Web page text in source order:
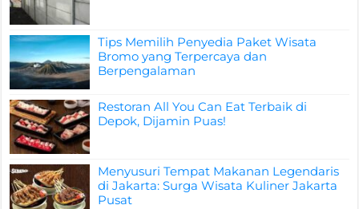
Tips Memilih Penyedia Paket Wisata
Bromo yang Terpercaya dan
Berpengalaman
Restoran All You Can Eat Terbaik di
Depok, Dijamin Puas!
Menyusuri Tempat Makanan Legendaris
di Jakarta: Surga Wisata Kuliner Jakarta
Pusat